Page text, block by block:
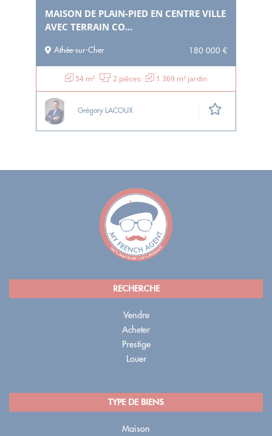
MAISON DE PLAIN-PIED EN CENTRE VILLE
AVEC TERRAIN CO...
Athée-sur-Cher 180 000 €
54 m² 2 pièces 1 369 m² jardin
Grégory LACOUX
RECHERCHE
Vendre
Acheter
Prestige
Louer
TYPE DE BIENS
Maison